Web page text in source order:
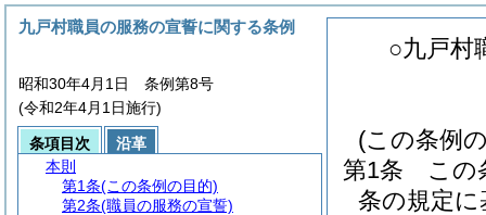
○九戸村
(この条例
第1条
この
条の規定
九戸村職員の服務の宣誓に関する条例
昭和30年4月1日 条例第8号
(令和2年4月1日施行)
条項目次
沿革
本則
第1条(この条例の目的)
第2条(職員の服務の宣誓)